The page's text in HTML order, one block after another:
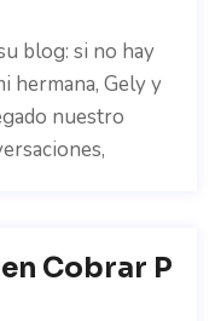
blog: si no hay
hermana, Gely y
nuestro
Cobrar P